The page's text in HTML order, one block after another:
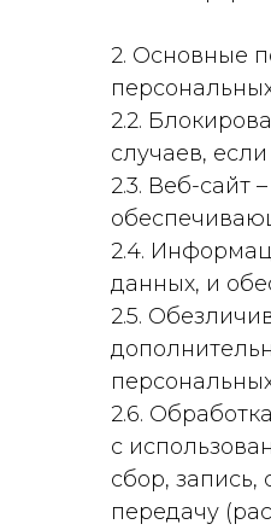
2. Основные
2.2.
случаев,
2.3. Веб-сайт
2.4.
данных, и
2.5.
2.6.
с
сбор,
передачу